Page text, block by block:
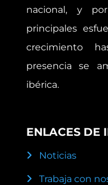
nacional, y
principales
crecimiento
presencia se
ibérica.
ENLACES DE
Noticias
Trabaja con